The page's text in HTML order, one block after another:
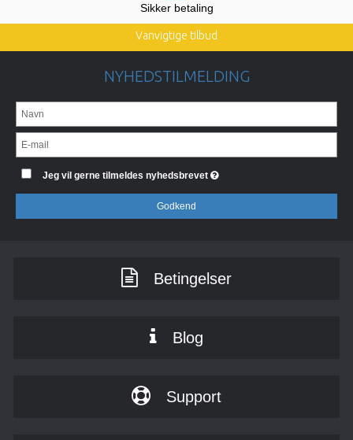
Sikker betaling
Vanvigtige tilbud
NYHEDSTILMELDING
Jeg vil gerne tilmeldes nyhedsbrevet
Godkend
Betingelser
Blog
Support